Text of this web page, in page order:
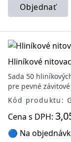
Objednať
Hliníkové
Sada 50
pre pevné
Kód produktu:
Cena s DPH:
🔵 Na